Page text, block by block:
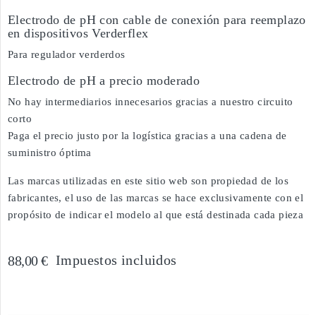
Electrodo de pH con cable de conexión para reemplazo
en dispositivos Verderflex
Para regulador verderdos
Electrodo de pH a precio moderado
No hay intermediarios innecesarios gracias a nuestro circuito
corto
Paga el precio justo por la logística gracias a una cadena de
suministro óptima
Las marcas utilizadas en este sitio web son propiedad de los
fabricantes, el uso de las marcas se hace exclusivamente con el
propósito de indicar el modelo al que está destinada cada pieza
88,00 € Impuestos incluidos